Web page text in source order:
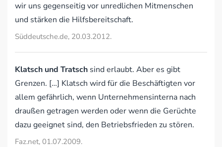
wir uns gegenseitig vor unredlichen Mitmenschen
und stärken die Hilfsbereitschaft.
Süddeutsche.de, 20.03.2012.
Klatsch und Tratsch sind erlaubt. Aber es gibt
Grenzen. […] Klatsch wird für die Beschäftigten vor
allem gefährlich, wenn Unternehmensinterna nach
draußen getragen werden oder wenn die Gerüchte
dazu geeignet sind, den Betriebsfrieden zu stören.
Faz.net, 01.07.2009.